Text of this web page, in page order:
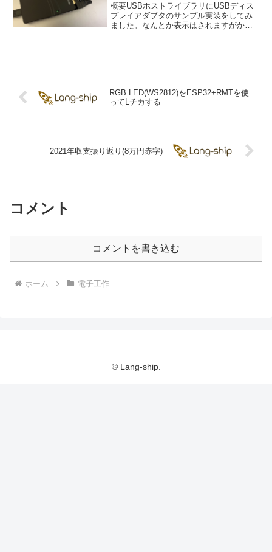
概要USBホストライブラリにUSBディス
プレイアダプタのサンプル実装をしてみ
ました。なんとか表示はされますがかな
RGB LED(WS2812)をESP32+RMTを使
ってLチカする
2021年収支振り返り(8万円赤字)
コメント
コメントを書き込む
ホーム 電子工作
© Lang-ship.